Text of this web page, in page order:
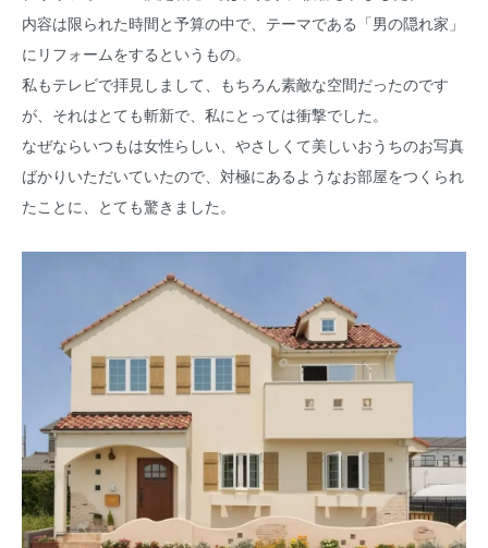
内容は限られた時間と予算の中で、テーマである「男の隠れ家」
にリフォームをするというもの。
私もテレビで拝見しまして、もちろん素敵な空間だったのです
が、それはとても斬新で、私にとっては衝撃でした。
なぜならいつもは女性らしい、やさしくて美しいおうちのお写真
ばかりいただいていたので、対極にあるようなお部屋をつくられ
たことに、とても驚きました。